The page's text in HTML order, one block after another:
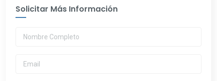
Solicitar Más Información